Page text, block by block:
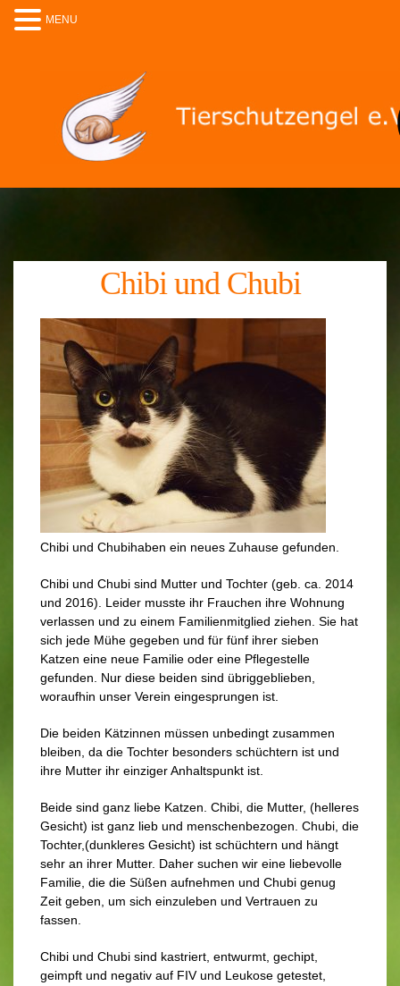
Chibi und Chubi
Chibi und Chubihaben ein neues Zuhause gefunden.
Chibi und Chubi sind Mutter und Tochter (geb. ca. 2014
und 2016). Leider musste ihr Frauchen ihre Wohnung
verlassen und zu einem Familienmitglied ziehen. Sie hat
sich jede Mühe gegeben und für fünf ihrer sieben
Katzen eine neue Familie oder eine Pflegestelle
gefunden. Nur diese beiden sind übriggeblieben,
woraufhin unser Verein eingesprungen ist.
Die beiden Kätzinnen müssen unbedingt zusammen
bleiben, da die Tochter besonders schüchtern ist und
ihre Mutter ihr einziger Anhaltspunkt ist.
Beide sind ganz liebe Katzen. Chibi, die Mutter, (helleres
Gesicht) ist ganz lieb und menschenbezogen. Chubi, die
Tochter,(dunkleres Gesicht) ist schüchtern und hängt
sehr an ihrer Mutter. Daher suchen wir eine liebevolle
Familie, die die Süßen aufnehmen und Chubi genug
Zeit geben, um sich einzuleben und Vertrauen zu
fassen.
Chibi und Chubi sind kastriert, entwurmt, gechipt,
geimpft und negativ auf FIV und Leukose getestet,
MENU